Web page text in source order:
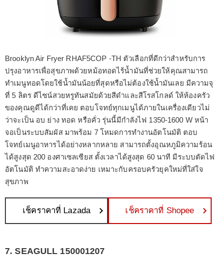
Brooklyn Air Fryer RHAF5COP -TH ตัวเลือกที่ดีกว่าสำหรับการ
ปรุงอาหารเพื่อสุขภาพด้วยหม้อทอดไร้น้ำมันที่ช่วยให้คุณสามารถ
ทำเมนูทอดโดยใช้น้ำมันน้อยที่สุดหรือไม่ต้องใช้น้ำมันเลย มีความจุ
ที่ 5 ลิตร ดีไซน์สวยหรูทันสมัยด้วยสีดำและสีโรสโกลด์ ให้ห้องครัว
ของคุณดูดีได้กว่าที่เคย ตอบโจทย์ทุกเมนูได้ภายในเครื่องเดียวไม่
ว่าจะเป็น อบ ย่าง ทอด หรือคั่ว รุ่นนี้มีกำลังไฟ 1350-1600 W หน้า
จอเป็นระบบสัมผัส มาพร้อม 7 โหมดการทำงานอัตโนมัติ ตอบ
โจทย์เมนูอาหารได้อย่างหลากหลาย สามารถตั้งอุณหภูมิความร้อน
ได้สูงสุด 200 องศาเซลเซียส ตั้งเวลาได้สูงสุด 60 นาที มีระบบตัดไฟ
อัตโนมัติ ทำความสะอาดง่าย เหมาะกับครอบครัวยุคใหม่ที่ใส่ใจ
สุขภาพ
เช็คราคาที่ Lazada เช็คราคาที่ Shopee
7. SEAGULL 150001207